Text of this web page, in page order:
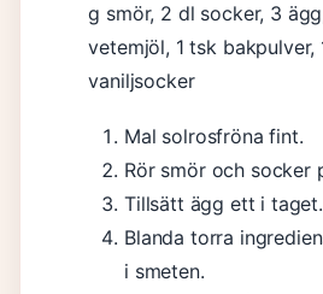
g smör, 2 dl socker, 3
vetemjöl, 1 tsk bakpulver,
vaniljsocker
Mal solrosfröna fint.
Rör smör och socker
Tillsätt ägg ett i taget.
Blanda torra
i smeten.